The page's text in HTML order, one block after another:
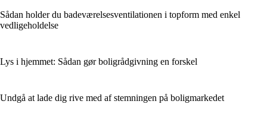
Sådan holder du badeværelsesventilationen i topform med enkel
vedligeholdelse
Lys i hjemmet: Sådan gør boligrådgivning en forskel
Undgå at lade dig rive med af stemningen på boligmarkedet